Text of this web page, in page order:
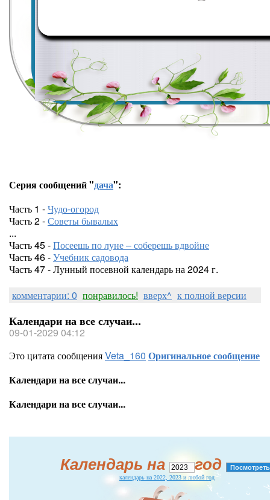
Серия сообщений "дача":
Часть 1 -Чудо-огород
Часть 2 -Советы бывалых
...
Часть 45 -Посеешь по луне – соберешь вдвойне
Часть 46 -Учебник садовода
Часть 47 - Лунный посевной календарь на 2024 г.
комментарии: 0 понравилось! вверх^ к полной версии
Календари на все случаи...
09-01-2029 04:12
Это цитата сообщенияVeta_160 Оригинальное сообщение
Календари на все случаи...
Календари на все случаи...
Календарь на год
календарь на 2022, 2023 и любой год